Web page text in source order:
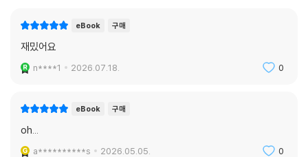
eBook 구매
재밌어요
n****1 2026.07.18. 0
eBook 구매
oh...
a**********s 2026.05.05. 0